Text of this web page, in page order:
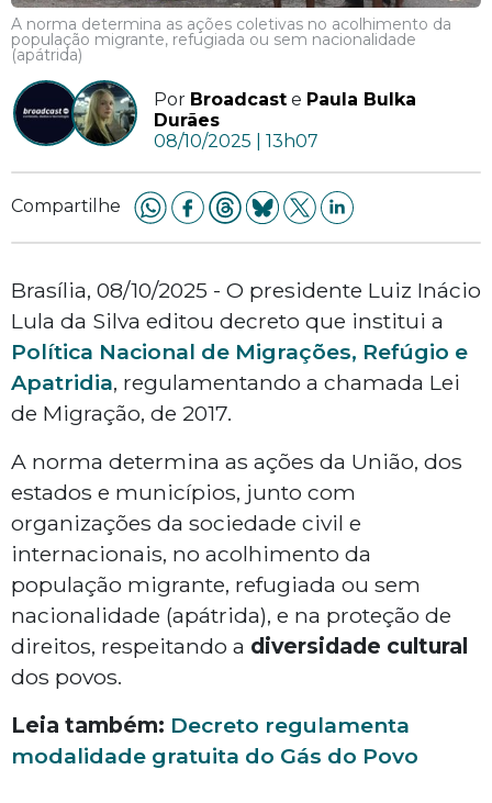
A norma determina as ações coletivas no acolhimento da
população migrante, refugiada ou sem nacionalidade
(apátrida)
Por Broadcast e Paula Bulka
Durães
08/10/2025 | 13h07
Compartilhe
Brasília, 08/10/2025 - O presidente Luiz Inácio
Lula da Silva editou decreto que institui a
Política Nacional de Migrações, Refúgio e
Apatridia, regulamentando a chamada Lei
de Migração, de 2017.
A norma determina as ações da União, dos
estados e municípios, junto com
organizações da sociedade civil e
internacionais, no acolhimento da
população migrante, refugiada ou sem
nacionalidade (apátrida), e na proteção de
direitos, respeitando a diversidade cultural
dos povos.
Leia também: Decreto regulamenta
modalidade gratuita do Gás do Povo